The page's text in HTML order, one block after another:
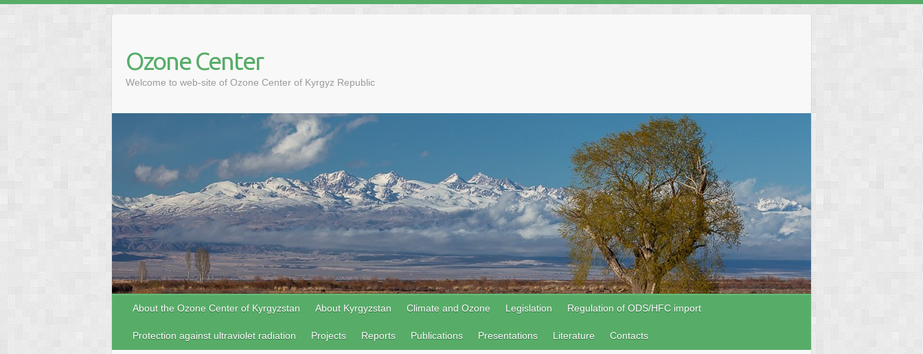
Ozone Center
Welcome to web-site of Ozone Center of Kyrgyz Republic
Аbout the Ozone Center of Kyrgyzstan About Kyrgyzstan Climate and Ozone Legislation Regulation of ODS/HFC import
Protection against ultraviolet radiation Projects Reports Publications Presentations Literature Contacts